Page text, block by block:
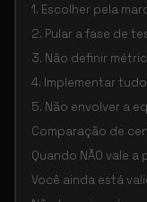
1. Escolher pela
2. Pular a fase de
3. Não definir
4. Implementar
5. Não envolver a
Comparação de
Quando NÃO vale
Você ainda está